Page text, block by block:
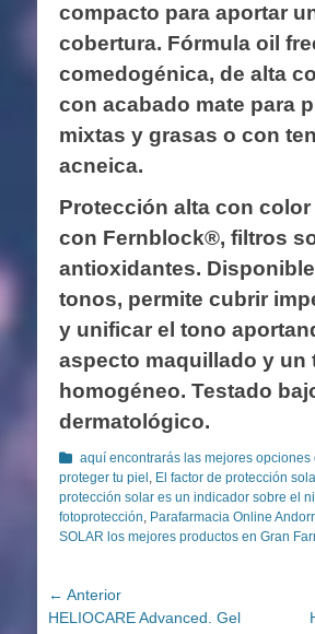
compacto para aportar
cobertura. Fórmula oil
comedogénica, de alta
con acabado mate para
mixtas y grasas o con
acneica.
Protección alta con
con Fernblock®, filtros
antioxidantes.
tonos, permite cubrir
y unificar el tono
aspecto maquillado y un
homogéneo. Testado
dermatológico.
Categorías
aquí encontrarás las mejores
proteger tu piel , El factor de protección
protección solar es un indicador sobre el
fotoprotección, Parafarmacia Online
SOLAR los mejores productos en Gran
Navegación
de
← Anterior
Entrada
HELIOCARE Advanced. Gel